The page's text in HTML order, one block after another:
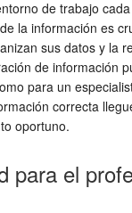
de trabajo
la información es
sus datos y la
de información
para un
correcta
oportuno.
para el